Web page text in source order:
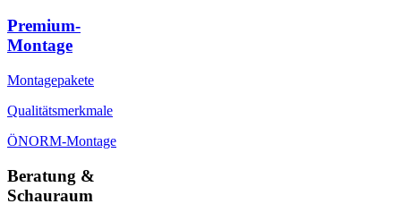
Premium-
Montage
Montagepakete
Qualitätsmerkmale
ÖNORM-Montage
Beratung &
Schauraum